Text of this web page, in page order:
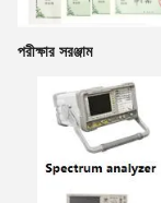
পরীক্ষার সরঞ্জাম